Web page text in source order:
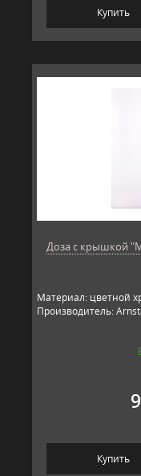
Купить
Доза с крышкой
Материал: цветной
Производитель:
Купить